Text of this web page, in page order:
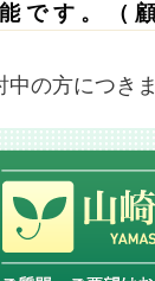
です。（
中の方につき